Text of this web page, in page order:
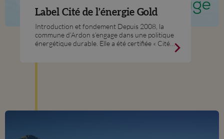
Label Cité de l’énergie Gold
Introduction et fondement Depuis 2008, la
commune d’Ardon s’engage dans une politique
énergétique durable. Elle a été certifiée « Cité